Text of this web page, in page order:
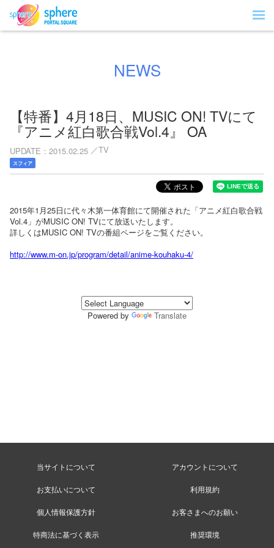
NEWS
【特番】4月18日、MUSIC ON! TVにて
『アニメ紅白歌合戦Vol.4』 OA
UPDATE 2015.02.25 TV
スフィア
2015年1月25日に代々木第一体育館にて開催された「アニメ紅白歌合戦
Vol.4」がMUSIC ON! TVにて放送いたします。
詳しくはMUSIC ON! TVの番組ページをご覧ください。
http://www.m-on.jp/program/detail/anime-kouhaku-4/
Powered by Translate
当サイトについて アカウントについて
お支払いについて 利用規約
個人情報保護方針 お客さまへのお願い
特商法に基づく表示 推奨環境